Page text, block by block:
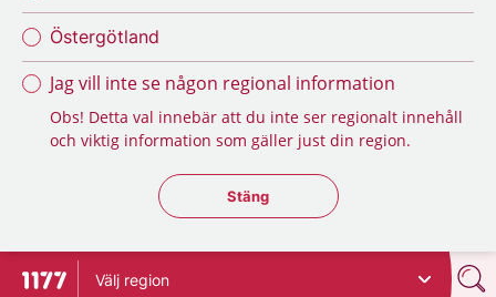
Östergötland
Jag vill inte se någon regional information
Obs! Detta val innebär att du inte ser regionalt innehåll
och viktig information som gäller just din region.
Stäng regionsväljaren
Stäng
Till startsidan för 1177
Välj region